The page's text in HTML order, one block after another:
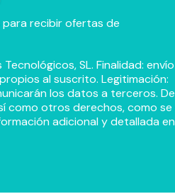
recibir ofertas de
SL. Finalidad:
al suscrito. Legitimación:
los datos a terceros.
como otros derechos, como se
adicional y detallada